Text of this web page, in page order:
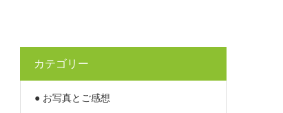
カテゴリー
● お写真とご感想